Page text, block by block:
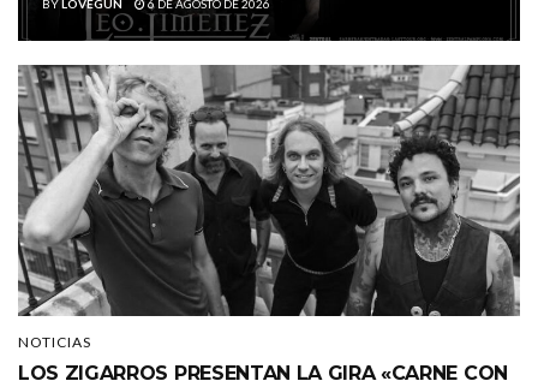
BY LOVEGUN 6 DE AGOSTO DE 2026
NOTICIAS
LOS ZIGARROS PRESENTAN LA GIRA «CARNE CON